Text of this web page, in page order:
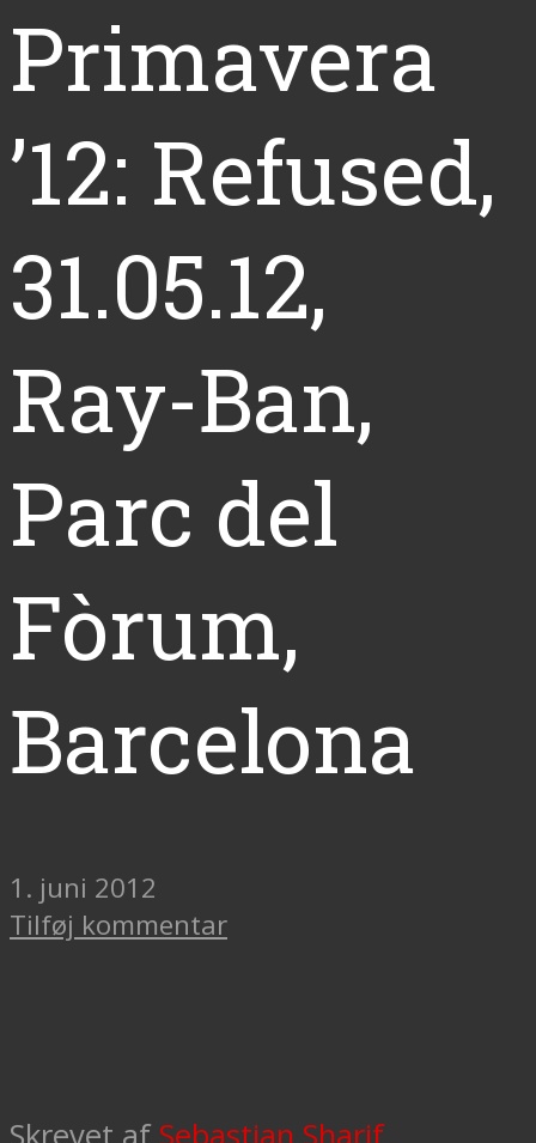
Primavera
’12: Refused,
31.05.12,
Ray-Ban,
Parc del
Fòrum,
Barcelona
1. juni 2012
Tilføj kommentar